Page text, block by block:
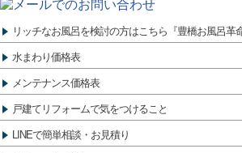
リッチなお風呂を検討の方はこちら『豊橋お風呂革命
水まわり価格表
メンテナンス価格表
戸建てリフォームで気をつけること
LINEで簡単相談・お見積り